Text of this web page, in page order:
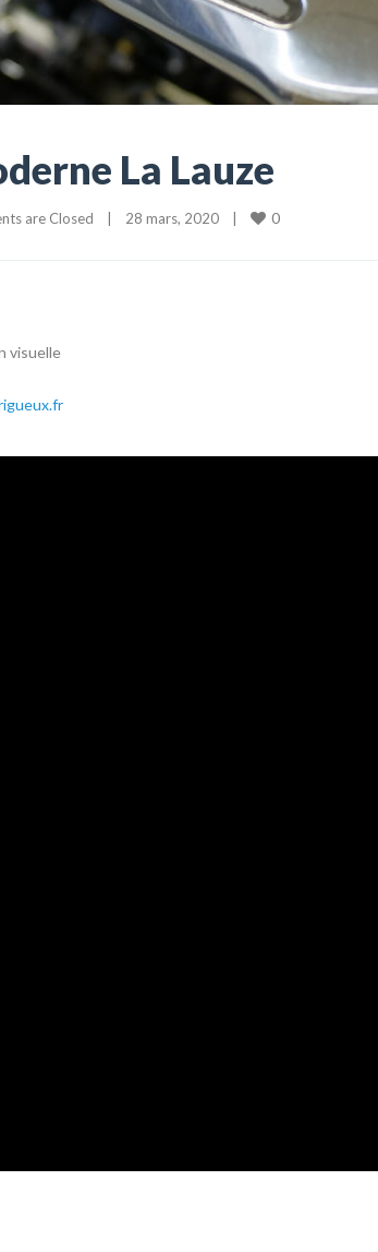
La Lauze
are Closed 28 mars, 2020 0
visuelle